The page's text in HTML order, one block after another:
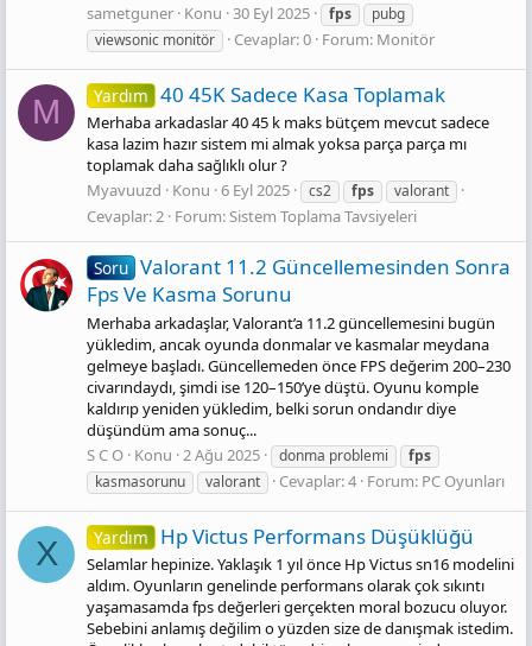
sametguner Konu 30 Eyl 2025 fps
pubg
viewsonic monitör
Cevaplar: 0 Forum: Monitör
M Yardım 40 45K Sadece Kasa Toplamak
Merhaba arkadaslar 40 45 k maks bütçem mevcut sadece
kasa lazim hazır sistem mi almak yoksa parça parça mı
toplamak daha sağlıklı olur ?
Myavuuzd
Konu 6 Eyl 2025 cs2 fps valorant
Cevaplar: 2 Forum:Sistem Toplama Tavsiyeleri
Soru Valorant 11.2 Güncellemesinden Sonra
Fps Ve Kasma Sorunu
Merhaba arkadaşlar, Valorant’a 11.2 güncellemesini bugün
yükledim, ancak oyunda donmalar ve kasmalar meydana
gelmeye başladı. Güncellemeden önce FPS değerim 200–230
civarındaydı, şimdi ise 120–150’ye düştü. Oyunu komple
kaldırıp yeniden yükledim, belki sorun ondandır diye
düşündüm ama sonuç...
S C O Konu 2 Ağu 2025 donma problemi
fps
kasmasorunu
valorant Cevaplar: 4 Forum: PC Oyunları
X Yardım Hp Vi̇ctus Performans Düşüklüğü
Selamlar hepinize. Yaklaşık 1 yıl önce Hp Victus sn16 modelini
aldım. Oyunların genelinde performans olarak çok sıkıntı
yaşamasamda fps değerleri gerçekten moral bozucu oluyor.
Sebebini anlamış değilim o yüzden size de danışmak istedim.